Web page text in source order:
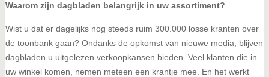
Waarom zijn dagbladen belangrijk in uw assortiment?
Wist u dat er dagelijks nog steeds ruim 300.000 losse kranten over
de toonbank gaan? Ondanks de opkomst van nieuwe media, blijven
dagbladen u uitgelezen verkoopkansen bieden. Veel klanten die in
uw winkel komen, nemen meteen een krantje mee. En het werkt